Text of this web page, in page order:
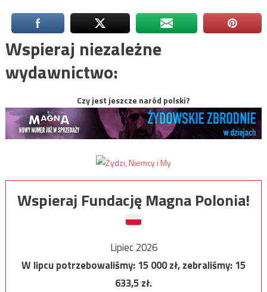
Wspieraj niezależne
wydawnictwo:
Czy jest jeszcze naród polski?
Wspieraj Fundację Magna Polonia!
Lipiec 2026
W lipcu potrzebowaliśmy:15 000zł, zebraliśmy:15
633,5zł.